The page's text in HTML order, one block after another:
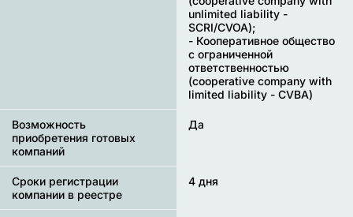
unlimited liability -
SCRI/CVOA);
- Кооперативное общество
с ограниченной
ответственностью
(сooperative company with
limited liability - CVBA)
Возможность
приобретения готовых
компаний
Да
Сроки регистрации
компании в реестре
4 дня